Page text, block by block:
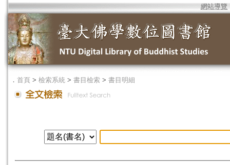
網站導覽
． 首頁 > 檢索系統 > 書目檢索 > 書目明細